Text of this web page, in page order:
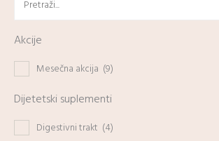
Akcije
Mesečna akcija (9)
Dijetetski suplementi
Digestivni trakt (4)